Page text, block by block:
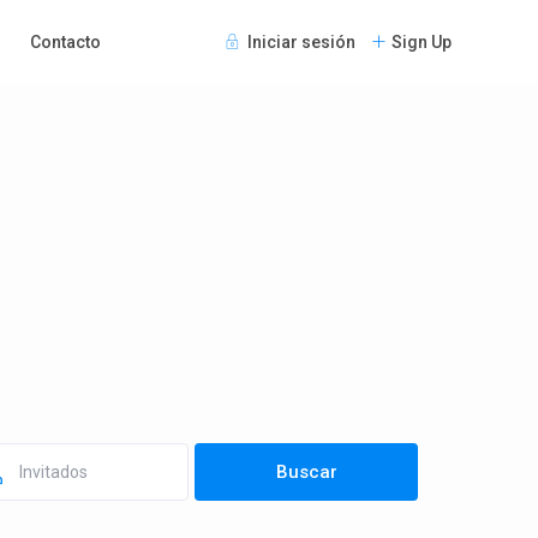
Contacto Iniciar sesión Sign Up